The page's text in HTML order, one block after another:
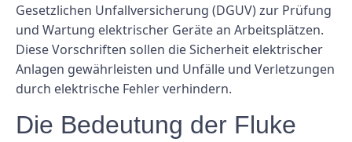
Gesetzlichen Unfallversicherung (DGUV) zur Prüfung
und Wartung elektrischer Geräte an Arbeitsplätzen.
Diese Vorschriften sollen die Sicherheit elektrischer
Anlagen gewährleisten und Unfälle und Verletzungen
durch elektrische Fehler verhindern.
Die Bedeutung der Fluke